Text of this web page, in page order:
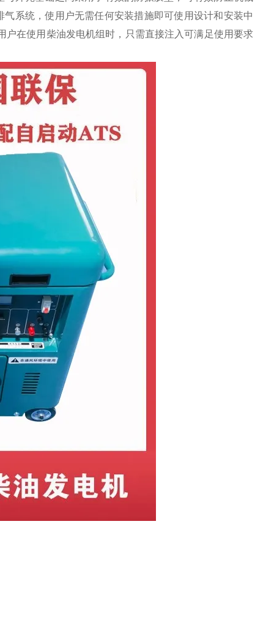
系统，使用户无需任何安装措施即可使用设计和安装中
在使用柴油发电机组时，只需直接注入可满足使用要求